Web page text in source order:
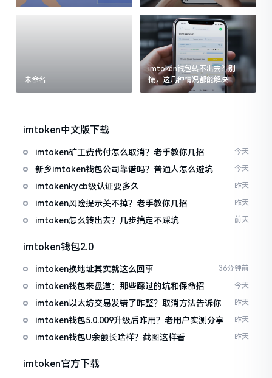
跌被套牢
未命名
imtoken钱包转不出去？别
慌，这几种情况都能解决
imtoken中文版下载
imtoken矿工费代付怎么取消？老手教你几招 今天
新乡imtoken钱包公司靠谱吗？普通人怎么避坑 今天
imtokenkycb级认证要多久 昨天
imtoken风险提示关不掉？老手教你几招 昨天
imtoken怎么转出去？几步搞定不踩坑 前天
imtoken钱包2.0
imtoken换地址其实就这么回事 36分钟前
imtoken钱包来盘道：那些踩过的坑和保命招 今天
imtoken以太坊交易发错了咋整？取消方法告诉你 昨天
imtoken钱包5.0.009升级后咋用？老用户实测分享 昨天
imtoken钱包U余额长啥样？截图这样看 昨天
imtoken官方下载